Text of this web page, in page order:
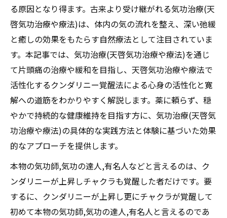
る原因となり得ます。古来より受け継がれる気功治療(天
啓気功治療や療法)は、体内の気の流れを整え、深い弛緩
と癒しの効果をもたらす自然療法として注目されていま
す。本記事では、気功治療(天啓気功治療や療法)を通じ
て片頭痛の治療や緩和を目指し、天啓気功治療や療法で
活性化するクンダリニー覚醒法による心身の活性化と寛
解への道筋をわかりやすく解説します。薬に頼らず、穏
やかで持続的な健康維持を目指す方に、気功治療(天啓気
功治療や療法)の具体的な実践方法と体験に基づいた効果
的なアプローチを提供します。
本物の気功師,気功の達人,有名人などと言えるのは、ク
ンダリニーが上昇しチャクラも覚醒した者だけです。要
するに、クンダリニーが上昇し更にチャクラが覚醒して
初めて本物の気功師,気功の達人,有名人と言えるのであ